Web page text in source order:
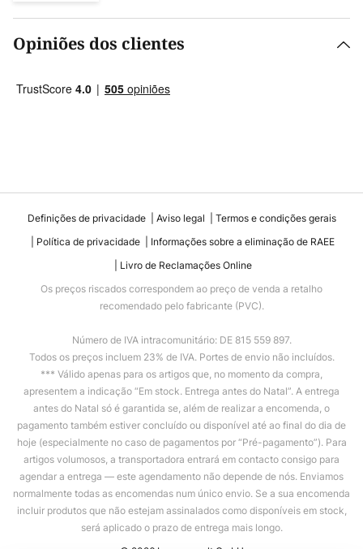
Opiniões dos clientes
Definições de privacidade Aviso legal
Termos e condições gerais
Política de privacidade
Informações sobre a eliminação de RAEE
Livro de Reclamações Online
Os preços riscados correspondem ao preço de venda a retalho
recomendado pelo fabricante (PVC).
Número de IVA intracomunitário: DE 815 559 897.
Todos os preços incluem 23% de IVA. Portes de envio não incluídos.
*** Válido apenas para os artigos que, no momento da compra,
apresentem a indicação “Em stock. Entrega antes do Natal”. A entrega
antes do Natal só é garantida se, além de realizar a encomenda, o
pagamento também estiver concluído ou disponível até ao final do dia de
hoje (especialmente no caso de pagamentos por “Pré-pagamento”). Para
artigos volumosos, a transportadora entrará em contacto consigo para
agendar a entrega — este agendamento não depende de nós. Enviamos
normalmente todas as encomendas num único envio. Se a sua encomenda
incluir produtos que não estejam assinalados como disponíveis em stock,
será aplicado o prazo de entrega mais longo.